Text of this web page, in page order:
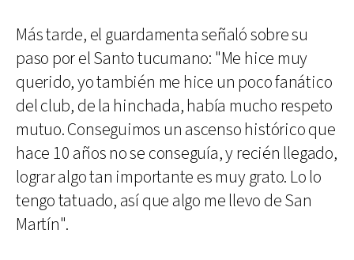
Más tarde, el guardamenta señaló sobre su
paso por el Santo tucumano: "Me hice muy
querido, yo también me hice un poco fanático
del club, de la hinchada, había mucho respeto
mutuo. Conseguimos un ascenso histórico que
hace 10 años no se conseguía, y recién llegado,
lograr algo tan importante es muy grato. Lo lo
tengo tatuado, así que algo me llevo de San
Martín".